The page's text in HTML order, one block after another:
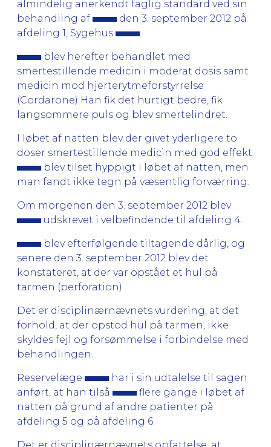
almindelig anerkendt faglig standard ved sin
behandling af
den 3. september 2012 på
afdeling 1, Sygehus
blev herefter behandlet med
smertestillende medicin i moderat dosis samt
medicin mod hjerterytmeforstyrrelse
(Cordarone) Han fik det hurtigt bedre, fik
langsommere puls og blev smertelindret.
I løbet af natten blev der givet yderligere to
doser smertestillende medicin med god effekt.
blev tilset hyppigt i løbet af natten, men
man fandt ikke tegn på væsentlig forværring.
Om morgenen den 3. september 2012 blev
udskrevet i velbefindende til afdeling 4.
blev efterfølgende tiltagende dårlig, og
senere den 3. september 2012 blev det
konstateret, at der var opstået et hul på
tarmen (perforation).
Det er disciplinærnævnets vurdering, at det
forhold, at der opstod hul på tarmen, ikke
skyldes fejl og forsømmelse i forbindelse med
behandlingen.
Reservelæge
har i sin udtalelse til sagen
anført, at han tilså
flere gange i løbet af
natten på grund af andre patienter på
afdeling 5 og på afdeling 6.
Det er disciplinærnævnets opfattelse, at